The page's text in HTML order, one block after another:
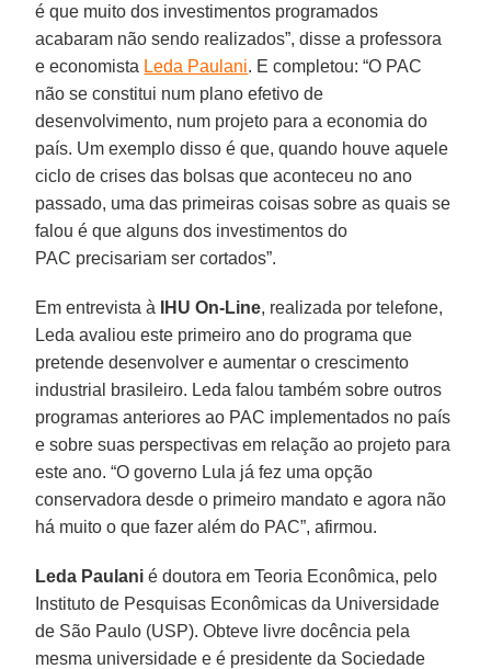
é que muito dos investimentos programados
acabaram não sendo realizados”, disse a professora
e economista Leda Paulani. E completou: “O PAC
não se constitui num plano efetivo de
desenvolvimento, num projeto para a economia do
país. Um exemplo disso é que, quando houve aquele
ciclo de crises das bolsas que aconteceu no ano
passado, uma das primeiras coisas sobre as quais se
falou é que alguns dos investimentos do
PAC precisariam ser cortados”.
Em entrevista à IHU On-Line, realizada por telefone,
Leda avaliou este primeiro ano do programa que
pretende desenvolver e aumentar o crescimento
industrial brasileiro. Leda falou também sobre outros
programas anteriores ao PAC implementados no país
e sobre suas perspectivas em relação ao projeto para
este ano. “O governo Lula já fez uma opção
conservadora desde o primeiro mandato e agora não
há muito o que fazer além do PAC”, afirmou.
Leda Paulani é doutora em Teoria Econômica, pelo
Instituto de Pesquisas Econômicas da Universidade
de São Paulo (USP). Obteve livre docência pela
mesma universidade e é presidente da Sociedade